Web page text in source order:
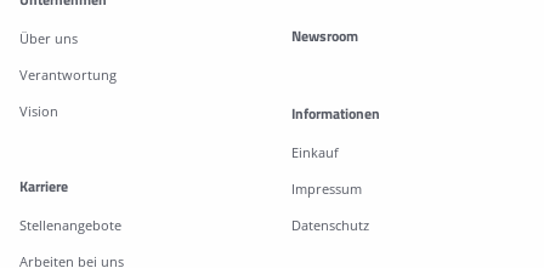
Über uns
Verantwortung
Vision
Karriere
Stellenangebote
Arbeiten bei uns
Newsroom
Informationen
Einkauf
Impressum
Datenschutz